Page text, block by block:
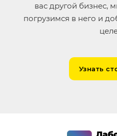
вас другой бизнес,
погрузимся в него и
Узнать